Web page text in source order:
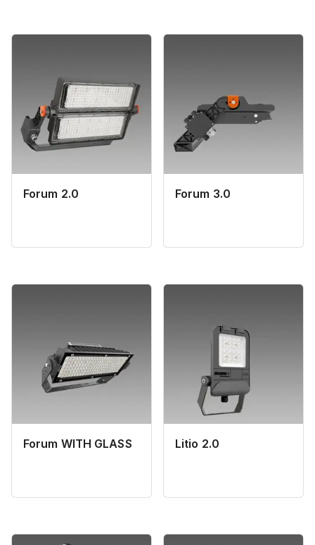
Forum 2.0 Forum 3.0
Forum WITH GLASS Litio 2.0